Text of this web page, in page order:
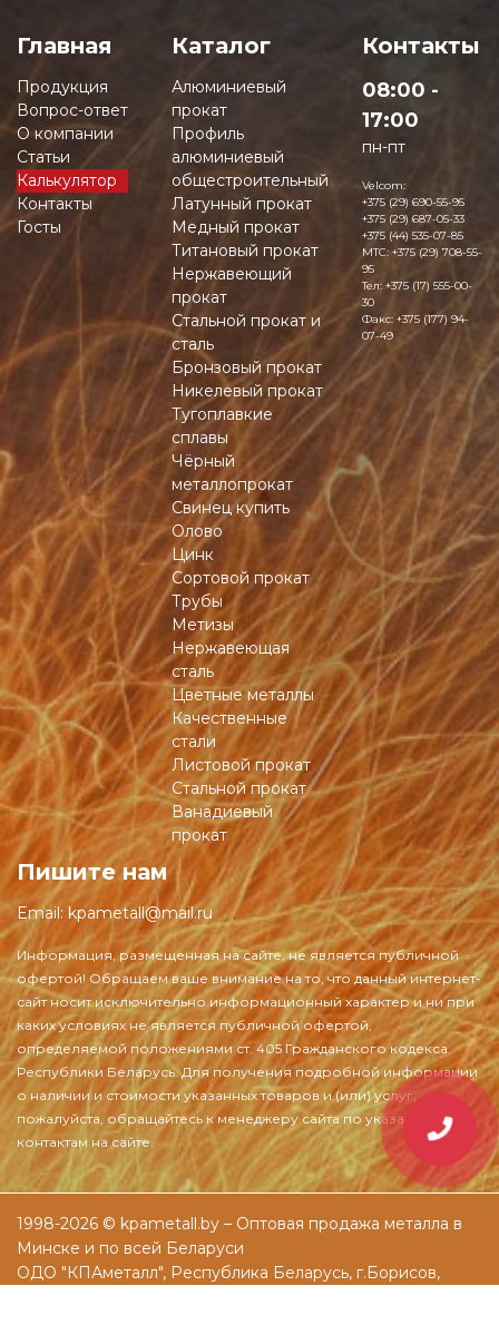
Главная
Продукция
Вопрос-ответ
О компании
Статьи
Калькулятор
Контакты
Госты
Каталог
Алюминиевый
прокат
Профиль
алюминиевый
общестроительный
Латунный прокат
Медный прокат
Титановый прокат
Нержавеющий
прокат
Стальной прокат и
сталь
Бронзовый прокат
Никелевый прокат
Тугоплавкие
сплавы
Чёрный
металлопрокат
Свинец купить
Олово
Цинк
Сортовой прокат
Трубы
Метизы
Нержавеющая
сталь
Цветные металлы
Качественные
стали
Листовой прокат
Стальной прокат
Ванадиевый
прокат
Контакты
08:00 -
17:00
пн-пт
Velcom:
+375 (29) 690-55-95
+375 (29) 687-05-33
+375 (44) 535-07-85
MTC:+375 (29) 708-55-
95
Тел: +375 (17) 555-00-
30
Факс: +375 (177) 94-
07-49
Пишите нам
Email: kpametall@mail.ru
1998-2026 © kpametall.by – Оптовая продажа металла в
Минске и по всей Беларуси
ОДО "КПАметалл", Республика Беларусь, г.Борисов,